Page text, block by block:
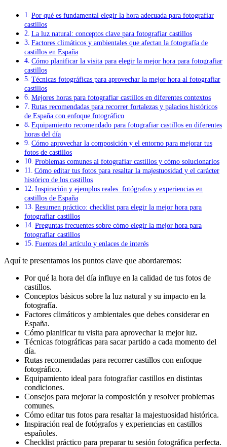
Por qué es fundamental elegir la hora adecuada para fotografiar
castillos
La luz natural: conceptos clave para fotografiar castillos
Factores climáticos y ambientales que afectan la fotografía de
castillos en España
Cómo planificar la visita para elegir la mejor hora para fotografiar
castillos
Técnicas fotográficas para aprovechar la mejor hora al fotografiar
castillos
Mejores horas para fotografiar castillos en diferentes contextos
Rutas recomendadas para recorrer fortalezas y palacios históricos
de España con enfoque fotográfico
Equipamiento recomendado para fotografiar castillos en diferentes
horas del día
Cómo aprovechar la composición y el entorno para mejorar tus
fotos de castillos
Problemas comunes al fotografiar castillos y cómo solucionarlos
Cómo editar tus fotos para resaltar la majestuosidad y el carácter
histórico de los castillos
Inspiración y ejemplos reales: fotógrafos y experiencias en
castillos de España
Resumen práctico: checklist para elegir la mejor hora para
fotografiar castillos
Preguntas frecuentes sobre cómo elegir la mejor hora para
fotografiar castillos
Fuentes del artículo y enlaces de interés
Aquí te presentamos los puntos clave que abordaremos:
Por qué la hora del día influye en la calidad de tus fotos de
castillos.
Conceptos básicos sobre la luz natural y su impacto en la
fotografía.
Factores climáticos y ambientales que debes considerar en
España.
Cómo planificar tu visita para aprovechar la mejor luz.
Técnicas fotográficas para sacar partido a cada momento del
día.
Rutas recomendadas para recorrer castillos con enfoque
fotográfico.
Equipamiento ideal para fotografiar castillos en distintas
condiciones.
Consejos para mejorar la composición y resolver problemas
comunes.
Cómo editar tus fotos para resaltar la majestuosidad histórica.
Inspiración real de fotógrafos y experiencias en castillos
españoles.
Checklist práctico para preparar tu sesión fotográfica perfecta.